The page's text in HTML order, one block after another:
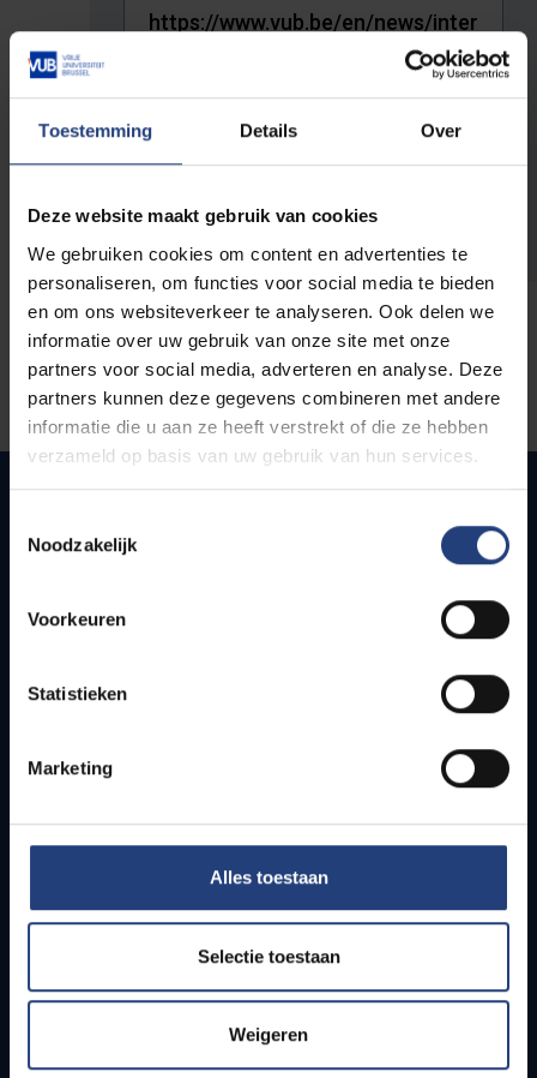
Toestemming Details Over
Deze website maakt gebruik van cookies
We gebruiken cookies om content en advertenties te
personaliseren, om functies voor social media te bieden
en om ons websiteverkeer te analyseren. Ook delen we
informatie over uw gebruik van onze site met onze
partners voor social media, adverteren en analyse. Deze
partners kunnen deze gegevens combineren met andere
informatie die u aan ze heeft verstrekt of die ze hebben
verzameld op basis van uw gebruik van hun services.
Noodzakelijk
Voorkeuren
Statistieken
Marketing
Alles toestaan
Selectie toestaan
Weigeren
De volledige URL van de pagina waar je de fout zag.
Snel naar
Bereikbaarheid
Studenten
PhD-studenten
Leerkrachten en secundaire scholen